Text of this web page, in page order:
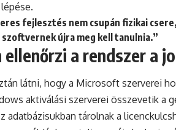
fejlesztés nem csupán fizikai
szoftvernek újra meg kell tanulnia.”
ellenőrzi a rendszer a
látni, hogy a Microsoft szerverei
aktiválási szerverei összevetik a
adatbázisukban tárolnak a